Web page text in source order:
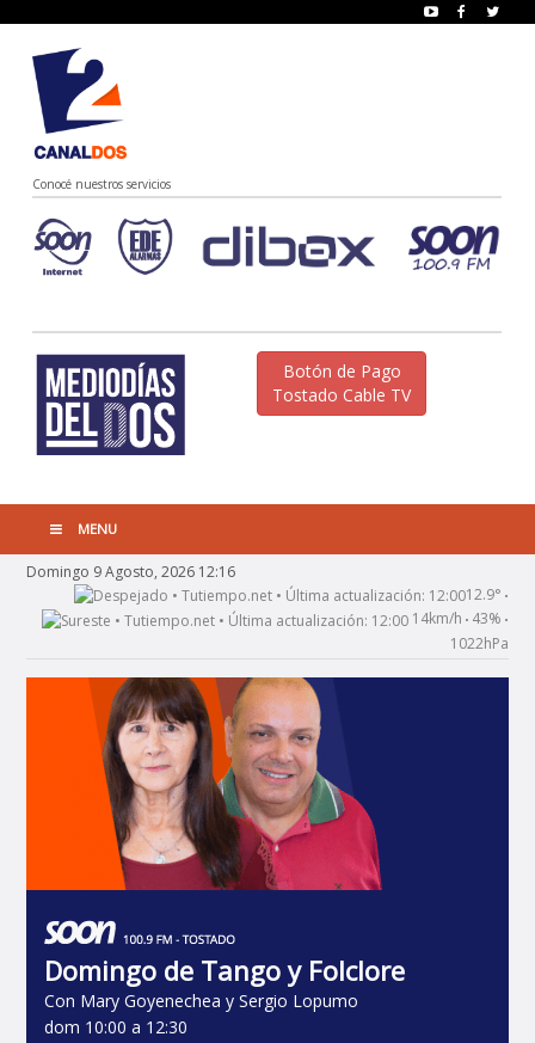
Conocé nuestros servicios
Botón de Pago
Tostado Cable TV
MENU
Domingo 9 Agosto, 2026 12:16
12.9° •
14km/h • 43% •
1022hPa
Domingo de Tango y Folclore
Con Mary Goyenechea y Sergio Lopumo
dom 10:00 a 12:30